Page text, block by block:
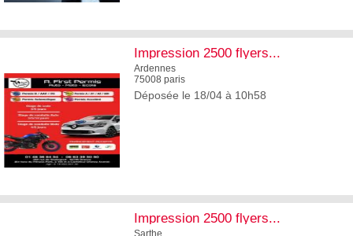
Impression 2500 flyers...
Ardennes
75008 paris
Déposée le 18/04 à 10h58
Impression 2500 flyers...
Sarthe